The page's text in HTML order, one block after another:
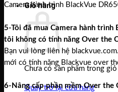
Giỏ hàng
Chưa có sản phẩm trong giỏ
Quay trở lại cửa hàng
Camera hành trình BlackVue
5-Tôi đã mua Camera hành trình
tôi không có tính năng Over the
Bạn vui lòng liên hệ
mới có tính năng Blackvue over
6-Nâng cấp phần mềm Over the